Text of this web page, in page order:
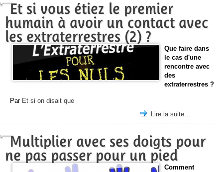
Et si vous étiez le premier
humain à avoir un contact avec
les extraterrestres (2) ?
Que faire dans
le cas d'une
rencontre avec
des
extraterrestres ?
Par Et si on disait que
Lire la suite…
Multiplier avec ses doigts pour
ne pas passer pour un pied
Comment